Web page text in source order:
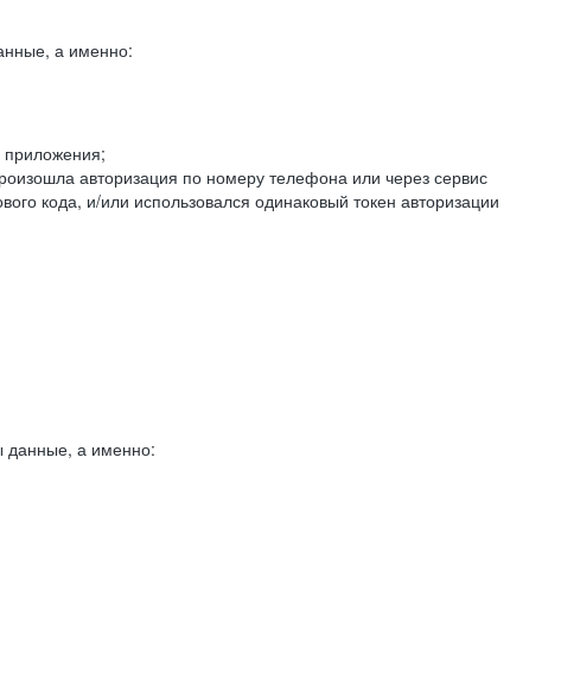
а именно:
приложения;
авторизация по номеру телефона или через сервис
кода, и/или использовался одинаковый токен авторизации
данные, а именно: